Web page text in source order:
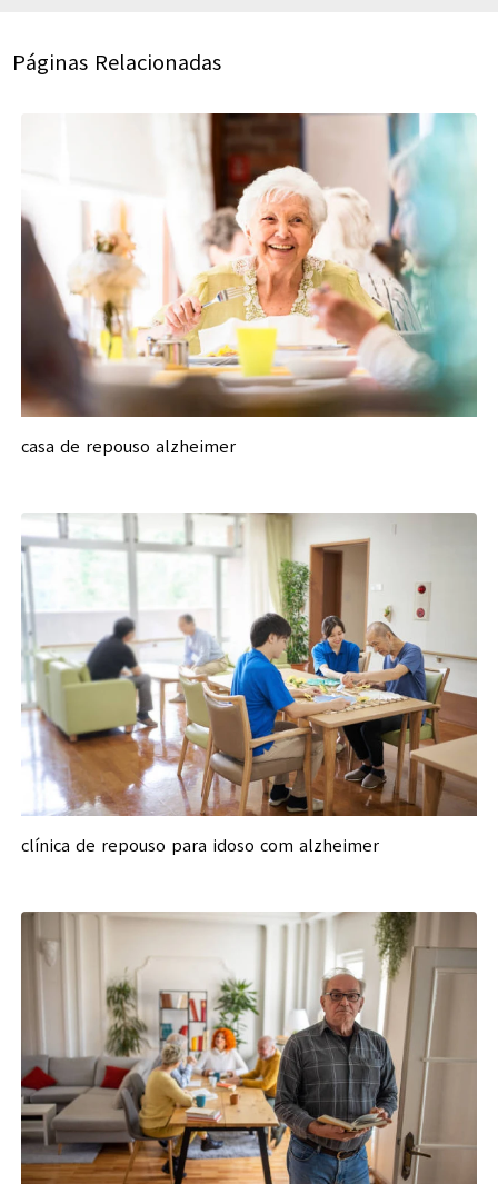
Páginas Relacionadas
casa de repouso alzheimer
clínica de repouso para idoso com alzheimer